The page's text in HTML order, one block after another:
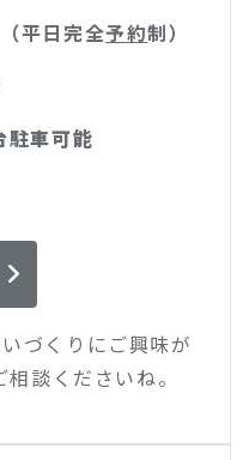
平日完全予約制）
車可能
づくりにご興味が
相談くださいね。